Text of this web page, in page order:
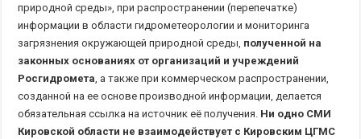
природной среды», при распространении (перепечатке)
информации в области гидрометеорологии и мониторинга
загрязнения окружающей природной среды, полученной на
законных основаниях от организаций и учреждений
Росгидромета , а также при коммерческом распространении,
созданной на ее основе производной информации, делается
обязательная ссылка на источник её получения. Ни одно СМИ
Кировской области не взаимодействует с Кировским ЦГМС